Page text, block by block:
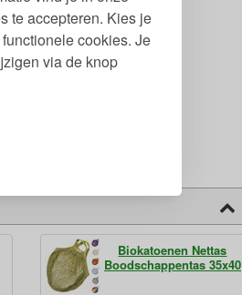
te accepteren. Kies je
cookies. Je
via de knop
Biokatoenen Nettas
Boodschappentas 35x40